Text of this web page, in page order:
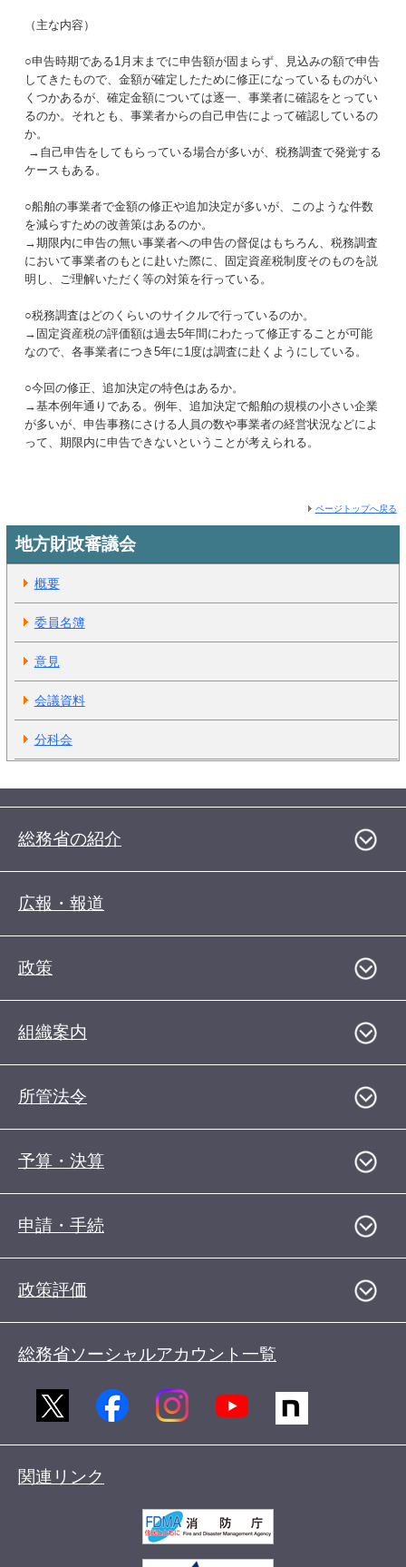
（主な内容）
○申告時期である1月末までに申告額が固まらず、見込みの額で申告
してきたもので、金額が確定したために修正になっているものがい
くつかあるが、確定金額については逐一、事業者に確認をとってい
るのか。それとも、事業者からの自己申告によって確認しているの
か。
→自己申告をしてもらっている場合が多いが、税務調査で発覚する
ケースもある。
○船舶の事業者で金額の修正や追加決定が多いが、このような件数
を減らすための改善策はあるのか。
→期限内に申告の無い事業者への申告の督促はもちろん、税務調査
において事業者のもとに赴いた際に、固定資産税制度そのものを説
明し、ご理解いただく等の対策を行っている。
○税務調査はどのくらいのサイクルで行っているのか。
→固定資産税の評価額は過去5年間にわたって修正することが可能
なので、各事業者につき5年に1度は調査に赴くようにしている。
○今回の修正、追加決定の特色はあるか。
→基本例年通りである。例年、追加決定で船舶の規模の小さい企業
が多いが、申告事務にさける人員の数や事業者の経営状況などによ
って、期限内に申告できないということが考えられる。
ページトップへ戻る
地方財政審議会
概要
委員名簿
意見
会議資料
分科会
総務省の紹介
広報・報道
政策
組織案内
所管法令
予算・決算
申請・手続
政策評価
総務省ソーシャルアカウント一覧
関連リンク